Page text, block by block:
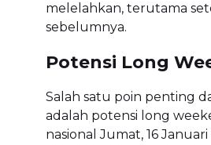
melelahkan, terutama
sebelumnya.
Potensi Long
Salah satu poin penting
adalah potensi long
nasional Jumat, 16